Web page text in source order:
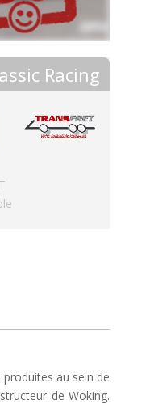
Racing
produites au sein de
de Woking.